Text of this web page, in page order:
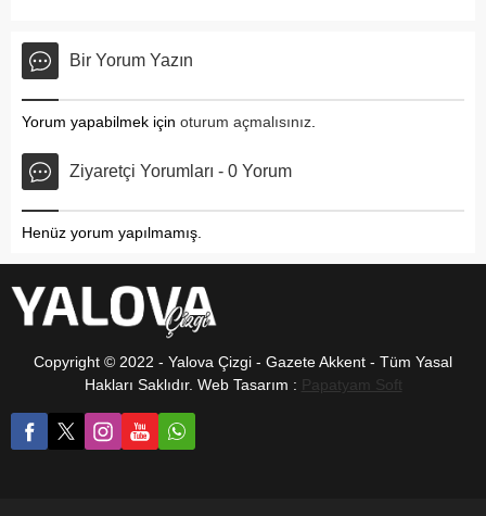
Bir Yorum Yazın
Yorum yapabilmek için oturum açmalısınız
Ziyaretçi Yorumları - 0 Yorum
Henüz yorum yapılmamış.
Copyright © 2022 - Yalova Çizgi - Gazete Akkent - Tüm Yasal
Hakları Saklıdır. Web Tasarım : Papatyam Soft